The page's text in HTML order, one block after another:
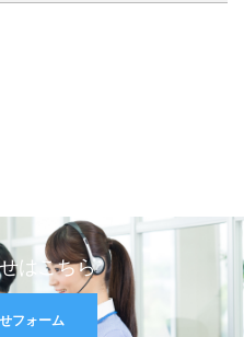
はこちら
フォーム